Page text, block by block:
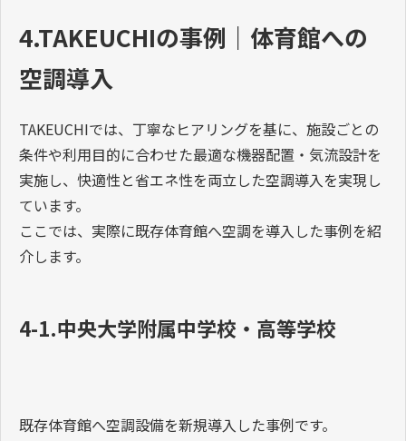
4.TAKEUCHIの事例｜体育館への
空調導入
TAKEUCHIでは、丁寧なヒアリングを基に、施設ごとの
条件や利用目的に合わせた最適な機器配置・気流設計を
実施し、快適性と省エネ性を両立した空調導入を実現し
ています。
ここでは、実際に既存体育館へ空調を導入した事例を紹
介します。
4-1.中央大学附属中学校・高等学校